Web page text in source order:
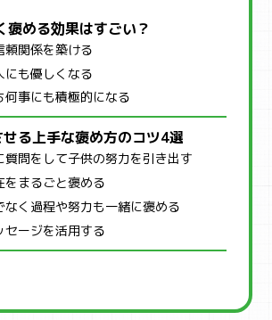
褒める効果はすごい？
頼関係を築ける
にも優しくなる
何事にも積極的になる
る上手な褒め方のコツ4選
質問をして子供の努力を引き出す
をまるごと褒める
なく過程や努力も一緒に褒める
セージを活用する